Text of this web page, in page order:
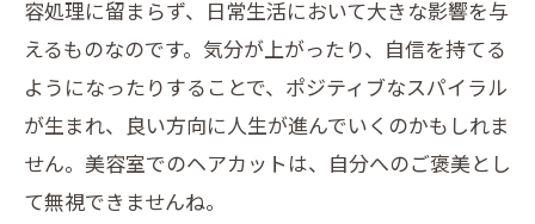
容処理に留まらず、日常生活において大きな影響を与
えるものなのです。気分が上がったり、自信を持てる
ようになったりすることで、ポジティブなスパイラル
が生まれ、良い方向に人生が進んでいくのかもしれま
せん。美容室でのヘアカットは、自分へのご褒美とし
て無視できませんね。